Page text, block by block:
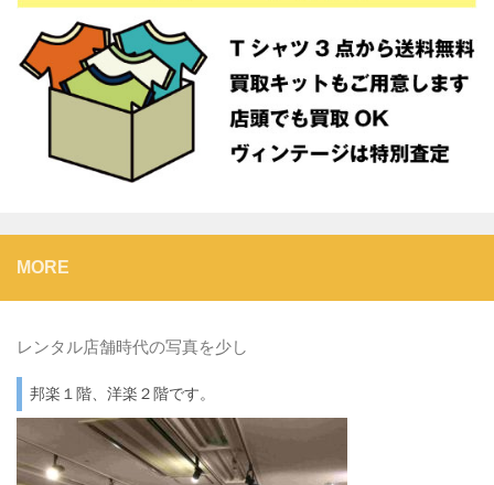
MORE
レンタル店舗時代の写真を少し
邦楽１階、洋楽２階です。